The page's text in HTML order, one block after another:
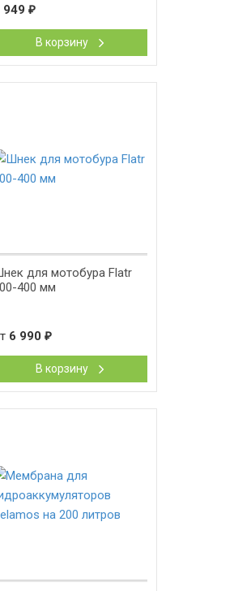
949 ₽
В корзину
для мотобура Flatr
400 мм
6 990 ₽
В корзину